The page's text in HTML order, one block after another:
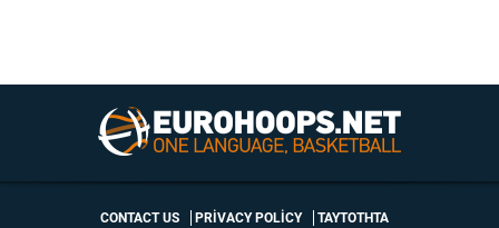
CONTACT US PRIVACY POLICY ΤΑΥΤΟΤΗΤΑ